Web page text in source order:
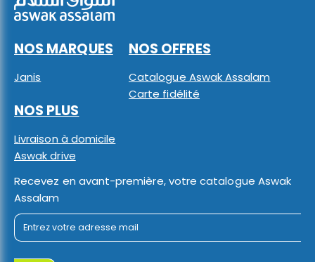
NOS MARQUES
Janis
NOS OFFRES
Catalogue Aswak Assalam
Carte fidélité
NOS PLUS
Livraison à domicile
Aswak drive
Recevez en avant-première, votre catalogue Aswak
Assalam